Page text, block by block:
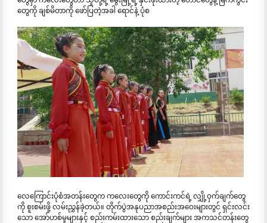
တွေကို ချစ်မိတာကို ဖော်ပြတဲ့အခါ ရောင်နဲ့ ပုံစ
လေကြောင်းပုံစံအတန်းတွေက ကလေးတွေကို ကောင်းကင်ရဲ့ လျှို့ဝှက်ချက်တွေ
ကို စူးစမ်းဖို့ လမ်းညွှန်ခဲ့တယ်။ တိုက်ပွဲအနုပညာအစည်းအဝေးများတွင် ရှင်းလင်း
သော အော်ဟစ်မှုများနှင့် စည်းကမ်းထားသော စည်းချက်များ အကသင်တန်းတွေ